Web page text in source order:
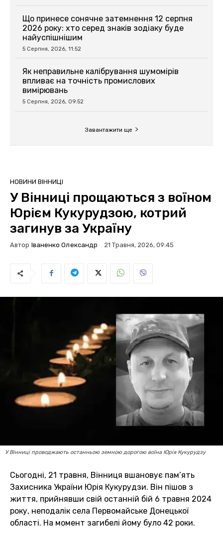
Що принесе сонячне затемнення 12 серпня
2026 року: хто серед знаків зодіаку буде
найуспішнішим
5 Серпня, 2026, 11:52
Як неправильне калібрування шумомірів
впливає на точність промислових
вимірювань
5 Серпня, 2026, 09:52
Завантажити ще